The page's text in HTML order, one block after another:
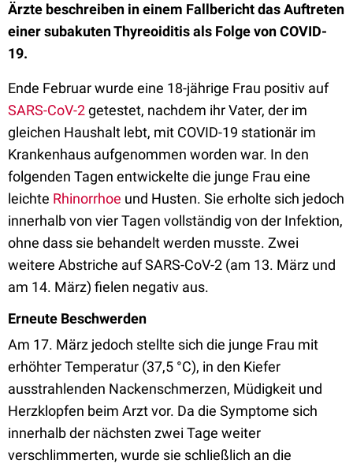
Ärzte beschreiben in einem Fallbericht das Auftreten
einer subakuten Thyreoiditis als Folge von COVID-
19.
Ende Februar wurde eine 18-jährige Frau positiv auf
SARS-CoV-2getestet, nachdem ihr Vater, der im
gleichen Haushalt lebt, mit COVID-19 stationär im
Krankenhaus aufgenommen worden war. In den
folgenden Tagen entwickelte die junge Frau eine
leichte Rhinorrhoe und Husten. Sie erholte sich jedoch
innerhalb von vier Tagen vollständig von der Infektion,
ohne dass sie behandelt werden musste. Zwei
weitere Abstriche auf SARS-CoV-2 (am 13. März und
am 14. März) fielen negativ aus.
Erneute Beschwerden
Am 17. März jedoch stellte sich die junge Frau mit
erhöhter Temperatur (37,5 °C), in den Kiefer
ausstrahlenden Nackenschmerzen, Müdigkeit und
Herzklopfen beim Arzt vor. Da die Symptome sich
innerhalb der nächsten zwei Tage weiter
verschlimmerten, wurde sie schließlich an die